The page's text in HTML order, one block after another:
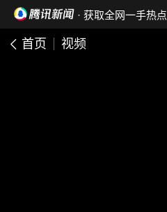
· 获取全网一手热点
首页 视频